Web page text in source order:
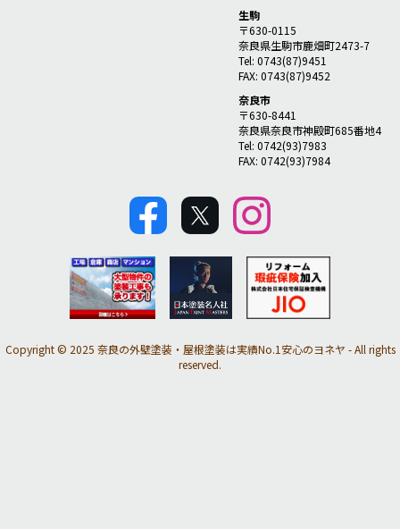
生駒
〒630-0115
奈良県生駒市鹿畑町2473-7
Tel: 0743(87)9451
FAX: 0743(87)9452
奈良市
〒630-8441
奈良県奈良市神殿町685番地4
Tel: 0742(93)7983
FAX: 0742(93)7984
Copyright © 2025 奈良の外壁塗装・屋根塗装は実績No.1安心のヨネヤ - All rights
reserved.